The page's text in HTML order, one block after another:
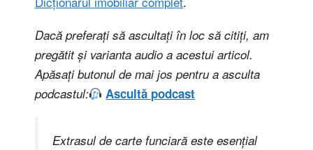
Dacă preferați să ascultați în loc să citiți, am
pregătit și varianta audio a acestui articol.
Apăsați butonul de mai jos pentru a asculta
podcastul:
Ascultă podcast
Extrasul de carte funciară este esențial